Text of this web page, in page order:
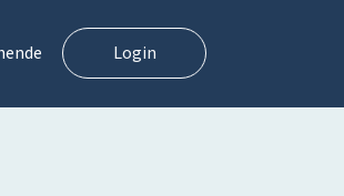
Login